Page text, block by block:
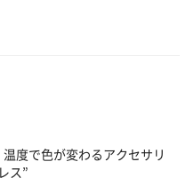
温度で色が変わるアクセサリ
ス”